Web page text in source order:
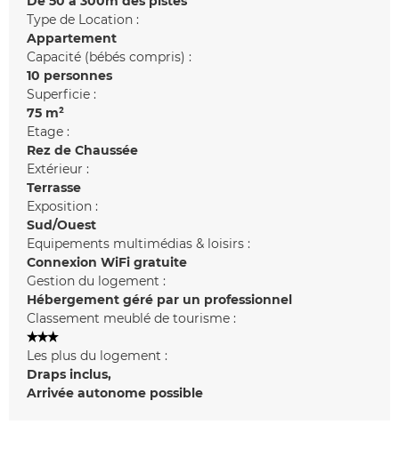
Type de Location :
Appartement
Capacité (bébés compris) :
10 personnes
Superficie :
75 m²
Etage :
Rez de Chaussée
Extérieur :
Terrasse
Exposition :
Sud/Ouest
Equipements multimédias & loisirs :
Connexion WiFi gratuite
Gestion du logement :
Hébergement géré par un professionnel
Classement meublé de tourisme :
Les plus du logement :
Draps inclus
Arrivée autonome possible